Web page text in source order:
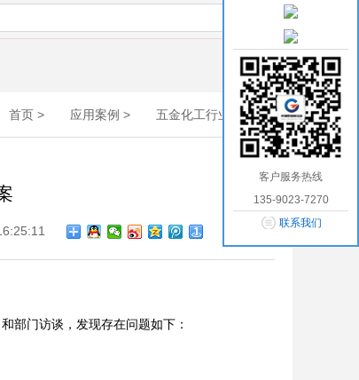
首页 > 应用案例 > 五金化工行业方案 >
部门访谈，发现存在问题如下：
客户服务热线
135-9023-7270
联系我们